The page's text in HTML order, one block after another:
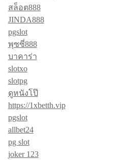
สล็อต888
JINDA888
pgslot
พุซซี่888
บาคาร่า
slotxo
slotpg
ดูหนังโป๊
https://1xbetth.vip
pgslot
allbet24
pg slot
joker 123